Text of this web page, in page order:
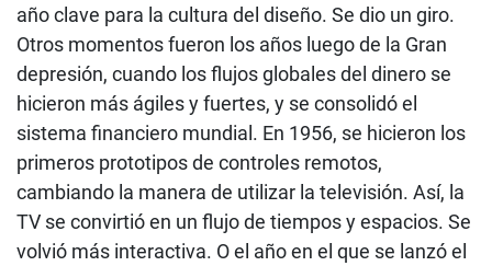
año clave para la cultura del diseño. Se dio un giro.
Otros momentos fueron los años luego de la Gran
depresión, cuando los flujos globales del dinero se
hicieron más ágiles y fuertes, y se consolidó el
sistema financiero mundial. En 1956, se hicieron los
primeros prototipos de controles remotos,
cambiando la manera de utilizar la televisión. Así, la
TV se convirtió en un flujo de tiempos y espacios. Se
volvió más interactiva. O el año en el que se lanzó el